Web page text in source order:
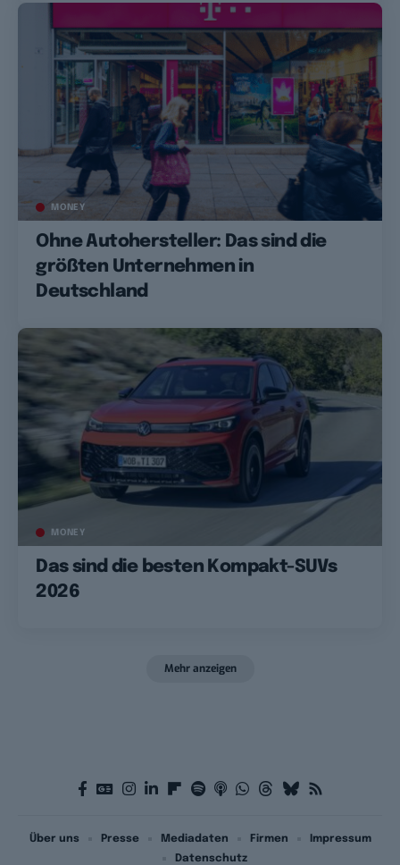
MONEY
Ohne Autohersteller: Das sind die
größten Unternehmen in
Deutschland
MONEY
Das sind die besten Kompakt-SUVs
2026
Mehr anzeigen
Über uns Presse Mediadaten Firmen
Impressum
Datenschutz